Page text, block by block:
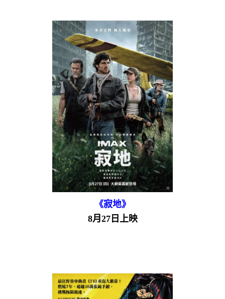
《寂地》
8月27日上映